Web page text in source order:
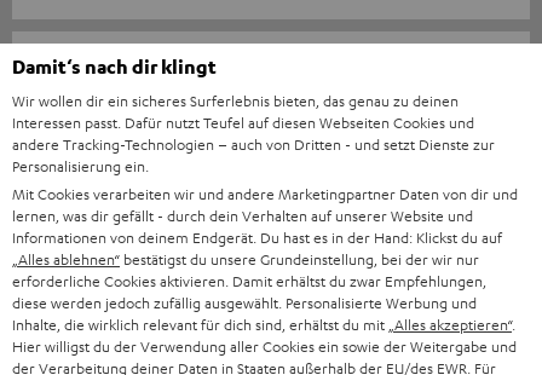
„… der Teufel Real Blue NC [bietet] alles, was einen
hochwertigen Over-Ear-Kopfhörer mit Bluetooth-Funk
ausmacht.“
www.applepiloten.de
14.05.2018
Mehr...
Damit‘s nach dir klingt
Wir wollen dir ein sicheres Surferlebnis bieten, das genau zu deinen
Interessen passt. Dafür nutzt Teufel auf diesen Webseiten Cookies und
andere Tracking-Technologien – auch von Dritten - und setzt Dienste zur
Personalisierung ein.
Mit Cookies verarbeiten wir und andere Marketingpartner Daten von dir und
lernen, was dir gefällt - durch dein Verhalten auf unserer Website und
Informationen von deinem Endgerät. Du hast es in der Hand: Klickst du auf
„Alles ablehnen“ bestätigst du unsere Grundeinstellung, bei der wir nur
erforderliche Cookies aktivieren. Damit erhältst du zwar Empfehlungen,
diese werden jedoch zufällig ausgewählt. Personalisierte Werbung und
Inhalte, die wirklich relevant für dich sind, erhältst du mit „Alles akzeptieren“.
Hier willigst du der Verwendung aller Cookies ein sowie der Weitergabe und
der Verarbeitung deiner Daten in Staaten außerhalb der EU/des EWR. Für